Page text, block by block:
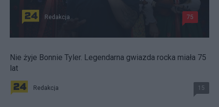
Redakcja 75
Nie żyje Bonnie Tyler. Legendarna gwiazda rocka miała 75
lat
Redakcja 15